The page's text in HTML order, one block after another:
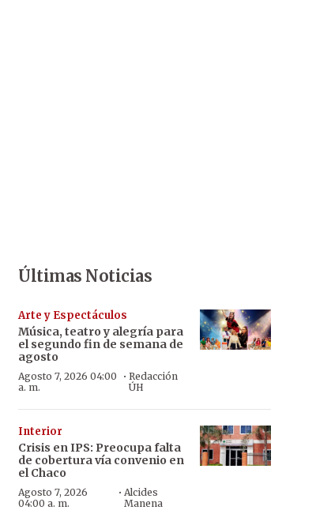
Últimas Noticias
Arte y Espectáculos
Música, teatro y alegría para
el segundo fin de semana de
agosto
Agosto 7, 2026 04:00
a. m.
· Redacción
ÚH
Interior
Crisis en IPS: Preocupa falta
de cobertura vía convenio en
el Chaco
Agosto 7, 2026
04:00 a. m.
·Alcides
Manena